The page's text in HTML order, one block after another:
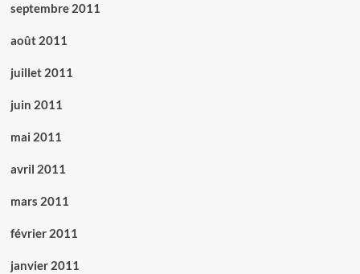
septembre 2011
août 2011
juillet 2011
juin 2011
mai 2011
avril 2011
mars 2011
février 2011
janvier 2011